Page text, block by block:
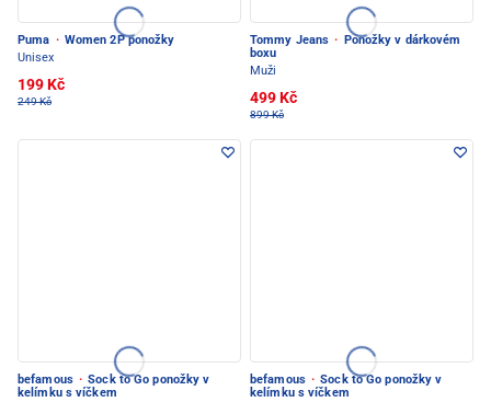
Puma · Women 2P ponožky
Unisex
199 Kč
249 Kč
Tommy Jeans ·
Ponožky v dárkovém
boxu
Muži
499 Kč
899 Kč
befamous · Sock to Go ponožky v
kelímku s víčkem
befamous · Sock to Go ponožky v
kelímku s víčkem